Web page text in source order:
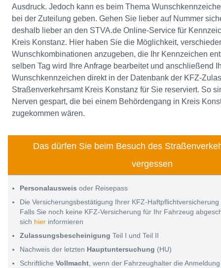
Ausdruck. Jedoch kann es beim Thema
bei der Zuteilung geben. Gehen Sie lieber auf Nummer
deshalb lieber an den STVA.de Online-Service für
Kreis Konstanz. Hier haben Sie die Möglichkeit,
Wunschkombinationen anzugeben, die Ihr Kennzeichen
selben Tag wird Ihre Anfrage bearbeitet und anschließend
Wunschkennzeichen direkt in der Datenbank der KFZ-
Straßenverkehrsamt Kreis Konstanz für Sie reserviert. So
Nerven gespart, die bei einem Behördengang in Kreis
zugekommen wären.
Das dürfen Sie beim Besuch des
vergessen
Personalausweis oder Reisepass
Die Versicherungsbestätigung Ihrer KFZ-
Falls Sie noch keine KFZ-Versicherung für Ihr Fahrzeug
sich hier informieren
Zulassungsbescheinigung Teil I und Teil II
Nachweis der letzten Hauptuntersuchung (HU)
Schriftliche Vollmacht , wenn der Fahrzeughalter die